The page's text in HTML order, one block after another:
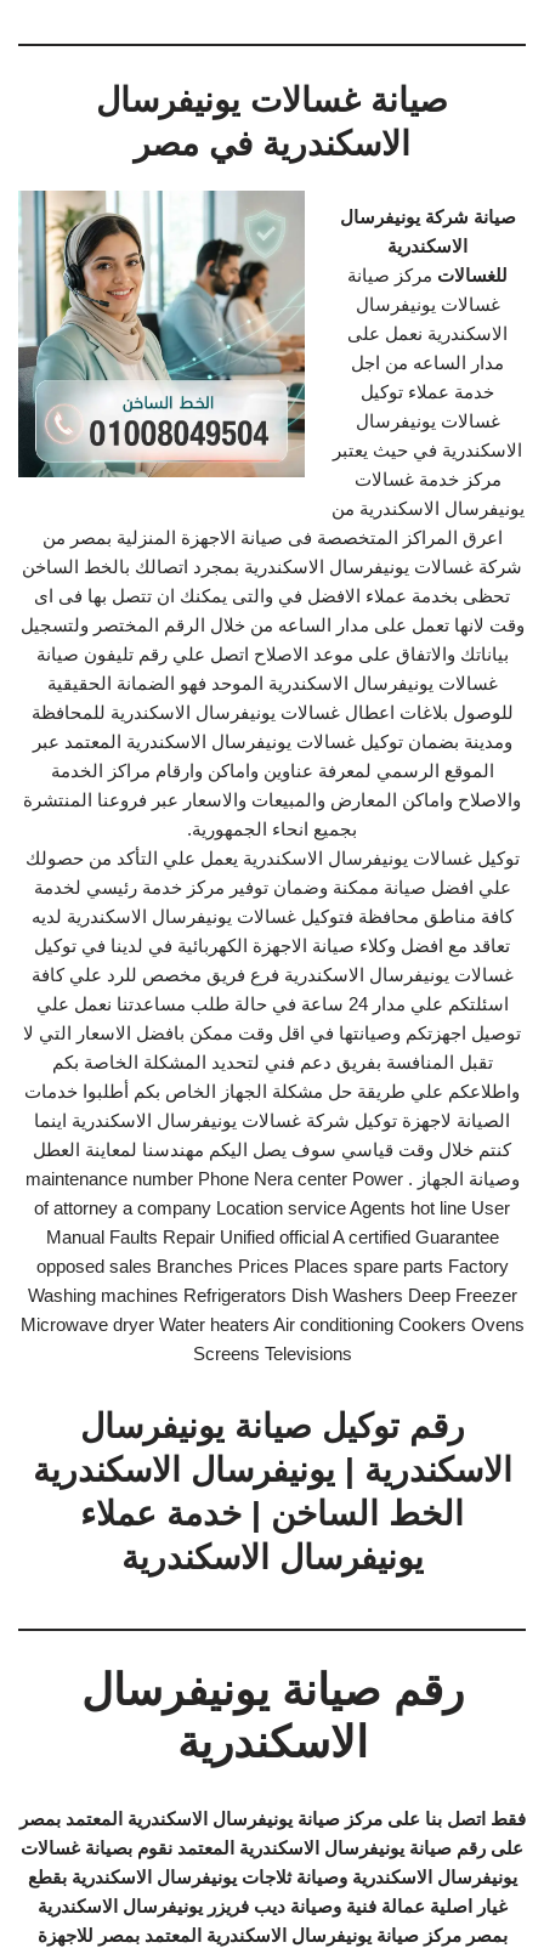
صيانة غسالات يونيفرسال
الاسكندرية في مصر
صيانة شركة يونيفرسال
الاسكندرية
للغسالات مركز صيانة
غسالات يونيفرسال
الاسكندرية نعمل على
مدار الساعه من اجل
خدمة عملاء توكيل
غسالات يونيفرسال
الاسكندرية في حيث يعتبر
مركز خدمة غسالات
يونيفرسال الاسكندرية من
اعرق المراكز المتخصصة فى صيانة الاجهزة المنزلية بمصر من
شركة غسالات يونيفرسال الاسكندرية بمجرد اتصالك بالخط الساخن
تحظى بخدمة عملاء الافضل في والتى يمكنك ان تتصل بها فى اى
وقت لانها تعمل على مدار الساعه من خلال الرقم المختصر ولتسجيل
بياناتك والاتفاق على موعد الاصلاح اتصل علي رقم تليفون صيانة
غسالات يونيفرسال الاسكندرية الموحد فهو الضمانة الحقيقية
للوصول بلاغات اعطال غسالات يونيفرسال الاسكندرية للمحافظة
ومدينة بضمان توكيل غسالات يونيفرسال الاسكندرية المعتمد عبر
الموقع الرسمي لمعرفة عناوين واماكن وارقام مراكز الخدمة
والاصلاح واماكن المعارض والمبيعات والاسعار عبر فروعنا المنتشرة
بجميع انحاء الجمهورية.
توكيل غسالات يونيفرسال الاسكندرية يعمل علي التأكد من حصولك
علي افضل صيانة ممكنة وضمان توفير مركز خدمة رئيسي لخدمة
كافة مناطق محافظة فتوكيل غسالات يونيفرسال الاسكندرية لديه
تعاقد مع افضل وكلاء صيانة الاجهزة الكهربائية في لدينا في توكيل
غسالات يونيفرسال الاسكندرية فرع فريق مخصص للرد علي كافة
اسئلتكم علي مدار 24 ساعة في حالة طلب مساعدتنا نعمل علي
توصيل اجهزتكم وصيانتها في اقل وقت ممكن بافضل الاسعار التي لا
تقبل المنافسة بفريق دعم فني لتحديد المشكلة الخاصة بكم
واطلاعكم علي طريقة حل مشكلة الجهاز الخاص بكم أطلبوا خدمات
الصيانة لاجهزة توكيل شركة غسالات يونيفرسال الاسكندرية اينما
كنتم خلال وقت قياسي سوف يصل اليكم مهندسنا لمعاينة العطل
وصيانة الجهاز . maintenance number Phone Nera center Power
of attorney a company Location service Agents hot line User
Manual Faults Repair Unified official A certified Guarantee
opposed sales Branches Prices Places spare parts Factory
Washing machines Refrigerators Dish Washers Deep Freezer
Microwave dryer Water heaters Air conditioning Cookers Ovens
Screens Televisions
رقم توكيل صيانة يونيفرسال
الاسكندرية | يونيفرسال الاسكندرية
الخط الساخن | خدمة عملاء
يونيفرسال الاسكندرية
رقم صيانة يونيفرسال
الاسكندرية
فقط اتصل بنا على مركز صيانة يونيفرسال الاسكندرية المعتمد بمصر
على رقم صيانة يونيفرسال الاسكندرية المعتمد نقوم بصيانة غسالات
يونيفرسال الاسكندرية وصيانة ثلاجات يونيفرسال الاسكندرية بقطع
غيار اصلية عمالة فنية وصيانة ديب فريزر يونيفرسال الاسكندرية
بمصر مركز صيانة يونيفرسال الاسكندرية المعتمد بمصر للاجهزة